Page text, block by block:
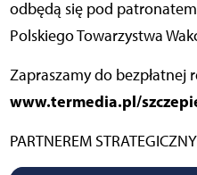
odbędą się pod
Polskiego Towarzystwa
Zapraszamy do bezpłatnej
www.termedia.pl/
PARTNEREM